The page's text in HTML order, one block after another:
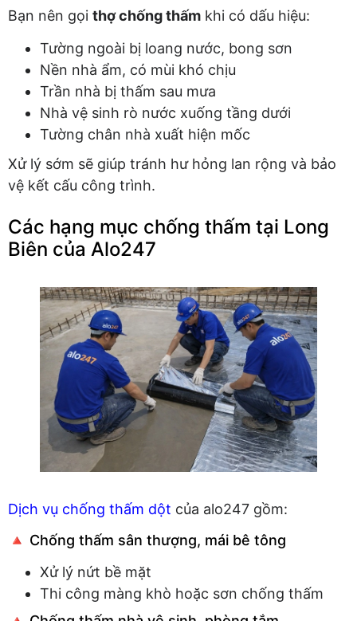
Bạn nên gọi thợ chống thấm khi có dấu hiệu:
Tường ngoài bị loang nước, bong sơn
Nền nhà ẩm, có mùi khó chịu
Trần nhà bị thấm sau mưa
Nhà vệ sinh rò nước xuống tầng dưới
Tường chân nhà xuất hiện mốc
Xử lý sớm sẽ giúp tránh hư hỏng lan rộng và bảo
vệ kết cấu công trình.
Các hạng mục chống thấm tại Long
Biên của Alo247
Dịch vụ chống thấm dột của alo247 gồm:
🔺 Chống thấm sân thượng, mái bê tông
Xử lý nứt bề mặt
Thi công màng khò hoặc sơn chống thấm